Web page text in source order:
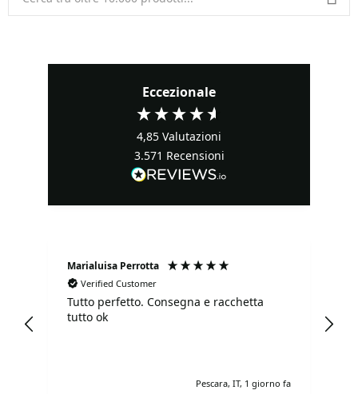
Eccezionale
4,85 Valutazioni
3.571 Recensioni
Marialuisa Perrotta
Verified Customer
Tutto perfetto. Consegna e racchetta
tutto ok
Pescara, IT, 1 giorno fa